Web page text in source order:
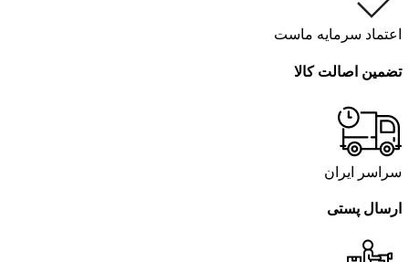
اعتماد سرمایه ماست
تضمین اصالت کالا
سراسر ایران
ارسال پستی